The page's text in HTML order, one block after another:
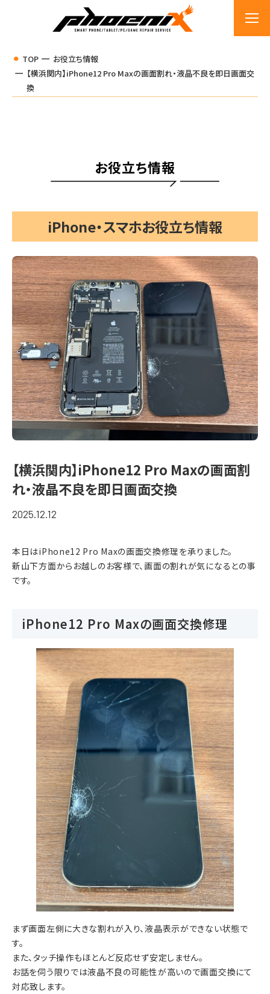
TOP
お役立ち情報
【横浜関内】iPhone12 Pro Maxの画面割れ・液晶不良を即日画面交
換
お役立ち情報
iPhone・スマホお役立ち情報
【横浜関内】iPhone12 Pro Maxの画面割
れ・液晶不良を即日画面交換
2025.12.12
本日はiPhone12 Pro Maxの画面交換修理を承りました。
新山下方面からお越しのお客様で、画面の割れが気になるとの事
です。
iPhone12 Pro Maxの画面交換修理
まず画面左側に大きな割れが入り、液晶表示ができない状態で
す。
また、タッチ操作もほとんど反応せず安定しません。
お話を伺う限りでは液晶不良の可能性が高いので画面交換にて
対応致します。